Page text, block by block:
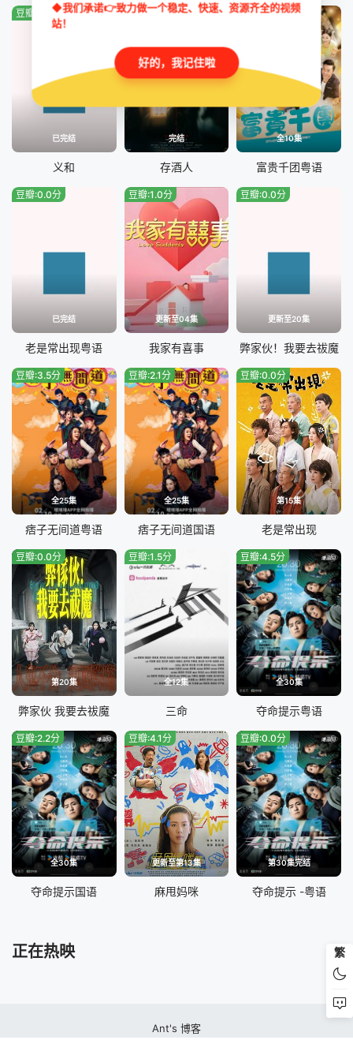
已完结
豆瓣:0.0分
义和
完结
豆瓣:10.0分
存酒人
全10集
豆瓣:9.0分
富贵千团粤语
已完结
豆瓣:0.0分
老是常出现粤语
更新至04集
豆瓣:1.0分
我家有喜事
更新至20集
豆瓣:0.0分
弊家伙！我要去祓魔
全25集
豆瓣:3.5分
痞子无间道粤语
全25集
豆瓣:2.1分
痞子无间道国语
第15集
豆瓣:0.0分
老是常出现
第20集
豆瓣:0.0分
弊家伙 我要去祓魔
全12集
豆瓣:1.5分
三命
全30集
豆瓣:4.5分
夺命提示粤语
全30集
豆瓣:2.2分
夺命提示国语
更新至第13集
豆瓣:4.1分
麻甩妈咪
第30集完结
豆瓣:0.0分
夺命提示 -粤语
正在热映 繁
Ant's 博客
◆我们承诺👉致力做一个稳定、快速、资源齐全的视频
站！
好的，我记住啦